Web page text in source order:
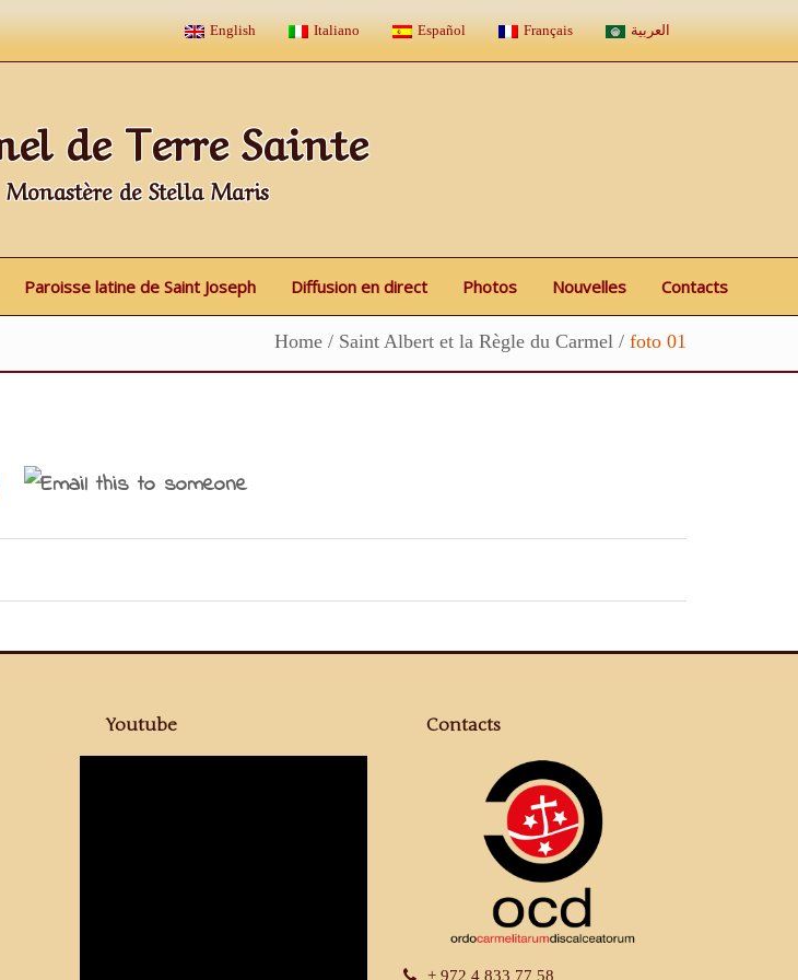
English Italiano Español Français العربية
de Terre Sainte
Monastère de Stella Maris
Paroisse latine de Saint Joseph Diffusion en direct Photos Nouvelles Contacts
Home / Saint Albert et la Règle du Carmel / foto 01
Youtube Contacts
+ 972 4 833 77 58